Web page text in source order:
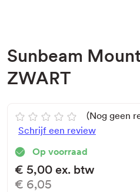
Sunbeam
ZWART
(Nog geen
Schrijf een review
Op voorraad
€5,00 ex. btw
€6,05